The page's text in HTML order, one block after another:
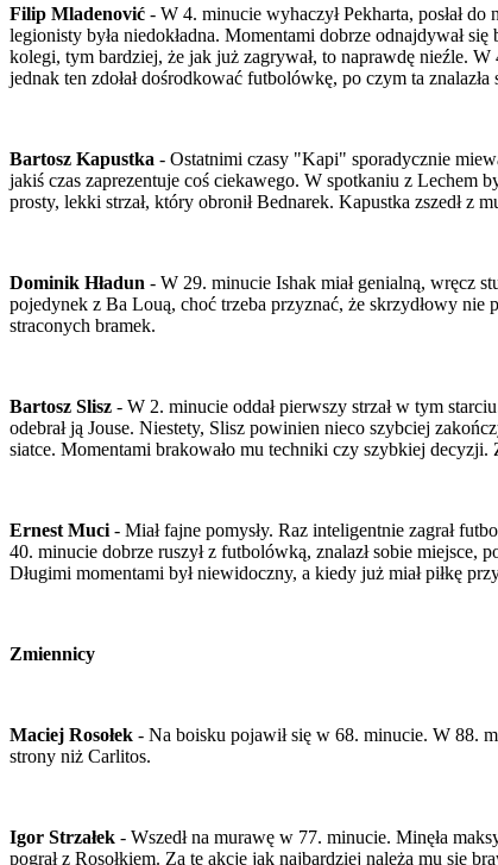
Filip Mladenović - W 4. minucie wyhaczył Pekharta, posłał
legionisty była niedokładna. Momentami dobrze odnajdywał
kolegi, tym bardziej, że jak już zagrywał, to naprawdę nieźle.
jednak ten zdołał dośrodkować futbolówkę, po czym ta
Bartosz Kapustka - Ostatnimi czasy "Kapi" sporadycznie
jakiś czas zaprezentuje coś ciekawego. W spotkaniu z Lechem
prosty, lekki strzał, który obronił Bednarek. Kapustka zszedł z
Dominik Hładun - W 29. minucie Ishak miał genialną, wręcz
pojedynek z Ba Louą, choć trzeba przyznać, że skrzydłowy
straconych bramek.
Bartosz Slisz - W 2. minucie oddał pierwszy strzał w tym
odebrał ją Jouse. Niestety, Slisz powinien nieco szybciej
siatce. Momentami brakowało mu techniki czy szybkiej
Ernest Muci - Miał fajne pomysły. Raz inteligentnie zagrał
40. minucie dobrze ruszył z futbolówką, znalazł sobie miejsce,
Długimi momentami był niewidoczny, a kiedy już miał piłkę
Zmiennicy
Maciej Rosołek - Na boisku pojawił się w 68. minucie. W 88.
strony niż Carlitos.
Igor Strzałek - Wszedł na murawę w 77. minucie. Minęła
pograł z Rosołkiem. Za tę akcję jak najbardziej należą mu się